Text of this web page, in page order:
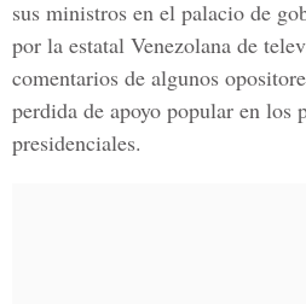
sus ministros en el palacio de
por la estatal Venezolana de
comentarios de algunos
perdida de apoyo popular en los
presidenciales.